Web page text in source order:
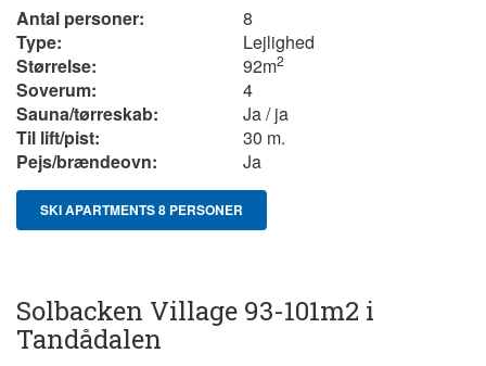
Antal personer:
8
Type:
Lejlighed
Størrelse:
92m2
Soverum:
4
Sauna/tørreskab:
Ja / ja
Til lift/pist:
30 m.
Pejs/brændeovn:
Ja
SKI APARTMENTS 8 PERSONER
Solbacken Village 93-101m2 i
Tandådalen